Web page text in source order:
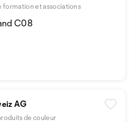
formation et associations
C08
AG
de couleur